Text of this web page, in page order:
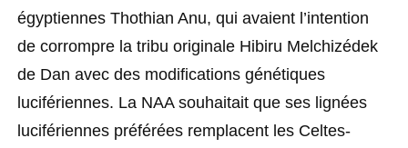
égyptiennes Thothian Anu, qui avaient l’intention
de corrompre la tribu originale Hibiru Melchizédek
de Dan avec des modifications génétiques
lucifériennes. La NAA souhaitait que ses lignées
lucifériennes préférées remplacent les Celtes-